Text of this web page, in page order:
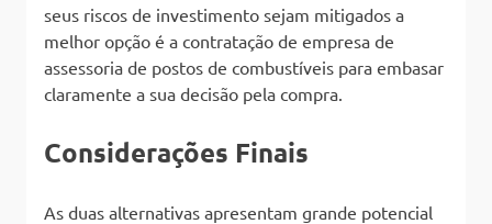
seus riscos de investimento sejam mitigados a
melhor opção é a contratação de empresa de
assessoria de postos de combustíveis para embasar
claramente a sua decisão pela compra.
Considerações Finais
As duas alternativas apresentam grande potencial